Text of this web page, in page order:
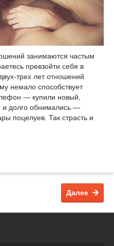
занимаются частым
превзойти себя в
трех лет отношений
немало способствует
— купили новый,
и долго обнимались —
поцелуев. Так страсть и
Далее